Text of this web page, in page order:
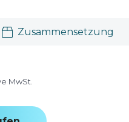
Zusammensetzung
MwSt.